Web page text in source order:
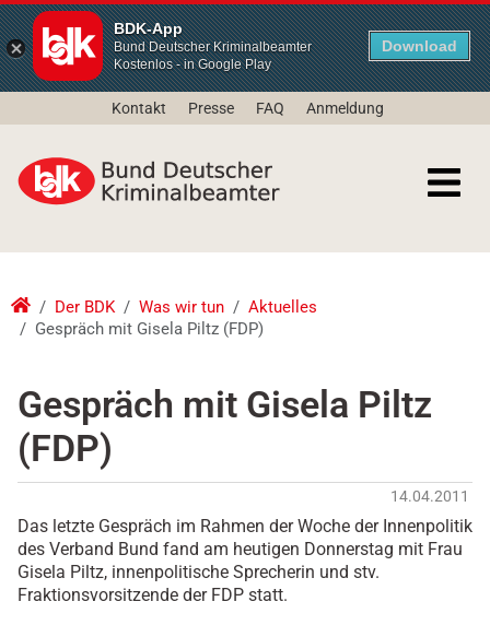
BDK-App
Bund Deutscher Kriminalbeamter
Kostenlos - in Google Play
Download
Kontakt Presse FAQ Anmeldung
Der BDK Was wir tun
Aktuelles
Gespräch mit Gisela Piltz (FDP)
Gespräch mit Gisela Piltz
(FDP)
14.04.2011
Das letzte Gespräch im Rahmen der Woche der Innenpolitik
des Verband Bund fand am heutigen Donnerstag mit Frau
Gisela Piltz, innenpolitische Sprecherin und stv.
Fraktionsvorsitzende der FDP statt.